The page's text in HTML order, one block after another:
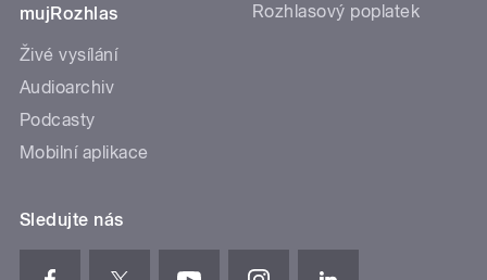
mujRozhlas
Živé vysílání
Audioarchiv
Podcasty
Mobilní aplikace
Rozhlasový poplatek
Sledujte nás